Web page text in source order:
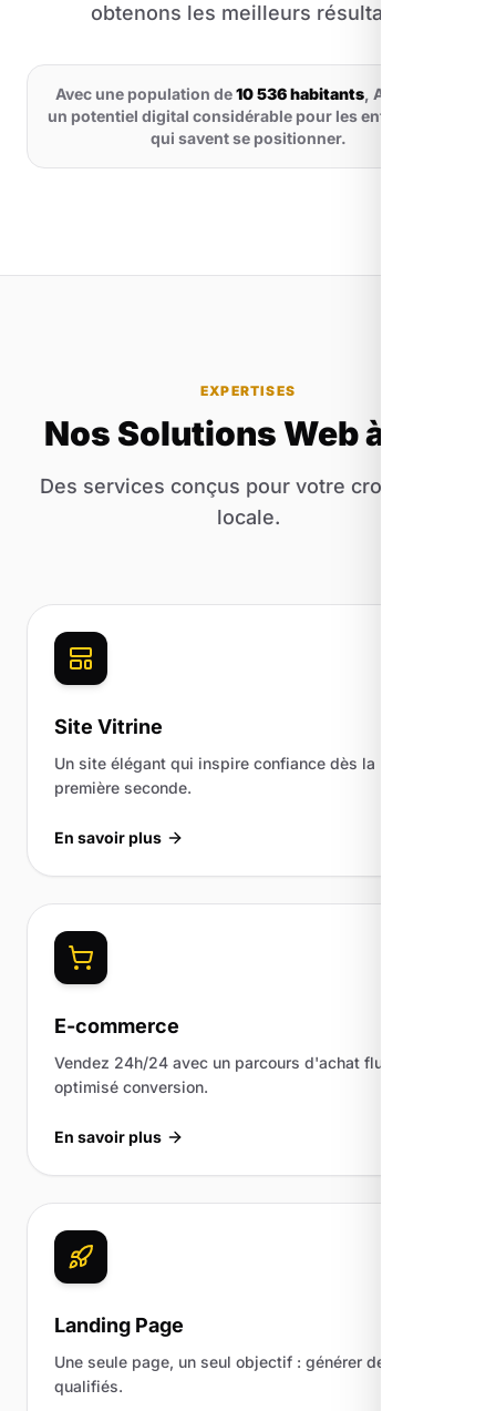
obtenons les meilleurs résultats.
Avec une population de10 536 habitants, Apt offre
un potentiel digital considérable pour les entreprises
qui savent se positionner.
EXPERTISES
Nos Solutions Web à Apt
Des services conçus pour votre croissance
locale.
Site Vitrine
Un site élégant qui inspire confiance dès la
première seconde.
En savoir plus
E-commerce
Vendez 24h/24 avec un parcours d'achat fluide et
optimisé conversion.
En savoir plus
Landing Page
Une seule page, un seul objectif : générer des leads
qualifiés.